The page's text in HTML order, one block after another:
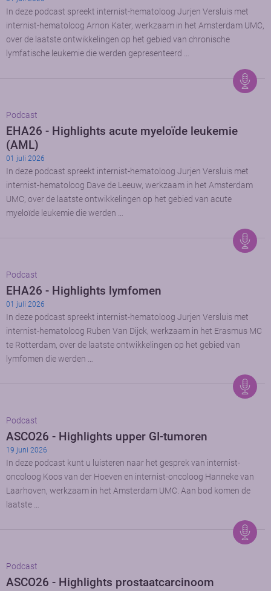
In deze podcast spreekt internist-hematoloog Jurjen Versluis met
internist-hematoloog Arnon Kater, werkzaam in het Amsterdam UMC,
over de laatste ontwikkelingen op het gebied van chronische
lymfatische leukemie die werden gepresenteerd …
Podcast
EHA26 - Highlights acute myeloïde leukemie
(AML)
01 juli 2026
In deze podcast spreekt internist-hematoloog Jurjen Versluis met
internist-hematoloog Dave de Leeuw, werkzaam in het Amsterdam
UMC, over de laatste ontwikkelingen op het gebied van acute
myeloïde leukemie die werden …
Podcast
EHA26 - Highlights lymfomen
01 juli 2026
In deze podcast spreekt internist-hematoloog Jurjen Versluis met
internist-hematoloog Ruben Van Dijck, werkzaam in het Erasmus MC
te Rotterdam, over de laatste ontwikkelingen op het gebied van
lymfomen die werden …
Podcast
ASCO26 - Highlights upper GI-tumoren
19 juni 2026
In deze podcast kunt u luisteren naar het gesprek van internist-
oncoloog Koos van der Hoeven en internist-oncoloog Hanneke van
Laarhoven, werkzaam in het Amsterdam UMC. Aan bod komen de
laatste …
Podcast
ASCO26 - Highlights prostaatcarcinoom